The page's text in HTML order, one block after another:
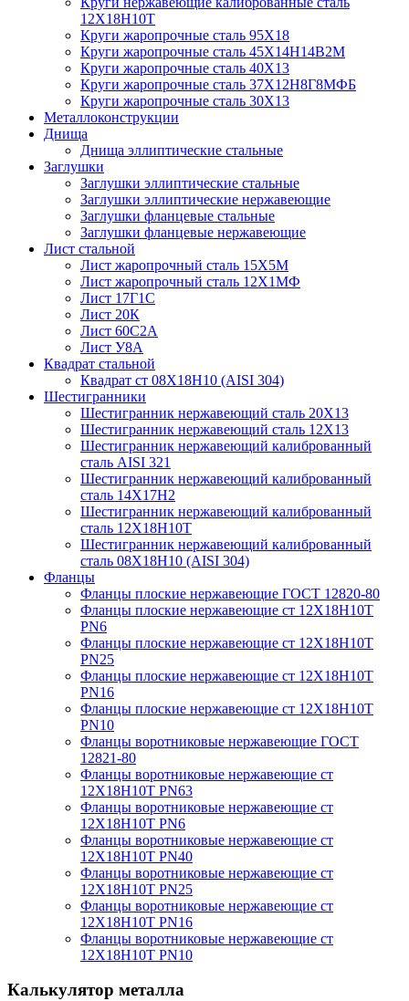
12Х18Н10Т
Круги жаропрочные сталь 95Х18
Круги жаропрочные сталь 45Х14Н14В2М
Круги жаропрочные сталь 40Х13
Круги жаропрочные сталь 37Х12Н8Г8МФБ
Круги жаропрочные сталь 30Х13
Металлоконструкции
Днища
Днища эллиптические стальные
Заглушки
Заглушки эллиптические стальные
Заглушки эллиптические нержавеющие
Заглушки фланцевые стальные
Заглушки фланцевые нержавеющие
Лист стальной
Лист жаропрочный сталь 15Х5М
Лист жаропрочный сталь 12Х1МФ
Лист 17Г1С
Лист 20К
Лист 60С2А
Лист У8А
Квадрат стальной
Квадрат ст 08Х18Н10 (AISI 304)
Шестигранники
Шестигранник нержавеющий сталь 20Х13
Шестигранник нержавеющий сталь 12Х13
Шестигранник нержавеющий калиброванный
сталь AISI 321
Шестигранник нержавеющий калиброванный
сталь 14Х17Н2
Шестигранник нержавеющий калиброванный
сталь 12Х18Н10Т
Шестигранник нержавеющий калиброванный
сталь 08Х18Н10 (AISI 304)
Фланцы
Фланцы плоские нержавеющие ГОСТ 12820-80
Фланцы плоские нержавеющие ст 12Х18Н10Т
PN6
Фланцы плоские нержавеющие ст 12Х18Н10Т
PN25
Фланцы плоские нержавеющие ст 12Х18Н10Т
PN16
Фланцы плоские нержавеющие ст 12Х18Н10Т
PN10
Фланцы воротниковые нержавеющие ГОСТ
12821-80
Фланцы воротниковые нержавеющие ст
12Х18Н10Т PN63
Фланцы воротниковые нержавеющие ст
12Х18Н10Т PN6
Фланцы воротниковые нержавеющие ст
12Х18Н10Т PN40
Фланцы воротниковые нержавеющие ст
12Х18Н10Т PN25
Фланцы воротниковые нержавеющие ст
12Х18Н10Т PN16
Фланцы воротниковые нержавеющие ст
12Х18Н10Т PN10
Калькулятор металла